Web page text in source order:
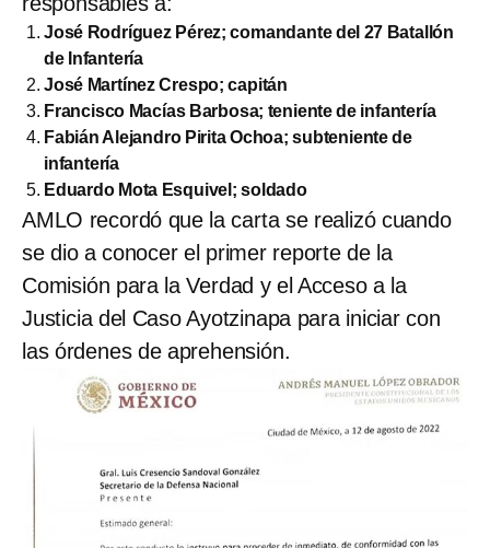
José Rodríguez Pérez; comandante del 27 Batallón
de Infantería
José Martínez Crespo; capitán
Francisco Macías Barbosa; teniente de infantería
Fabián Alejandro Pirita Ochoa; subteniente de
infantería
Eduardo Mota Esquivel; soldado
AMLO recordó que la carta se realizó cuando
se dio a conocer el primer reporte de la
Comisión para la Verdad y el Acceso a la
Justicia del Caso Ayotzinapa para iniciar con
las órdenes de aprehensión.